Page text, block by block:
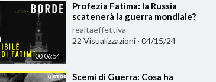
00:06:54
⁣Profezia Fatima: la Russia
scatenerà la guerra mondiale?
realtaeffettiva
22 Visualizzazioni · 04/15/24
⁣Scemi di Guerra: Cosa ha